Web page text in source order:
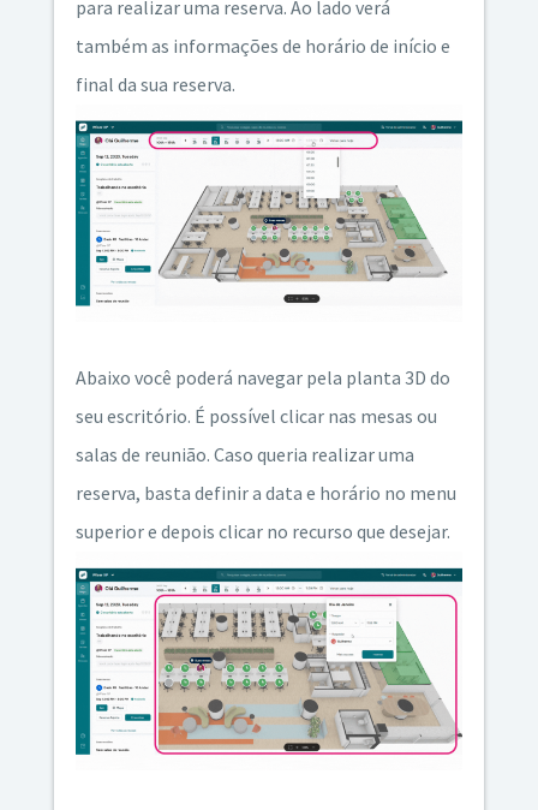
para realizar uma reserva. Ao lado verá
também as informações de horário de início e
final da sua reserva.
Abaixo você poderá navegar pela planta 3D do
seu escritório. É possível clicar nas mesas ou
salas de reunião. Caso queria realizar uma
reserva, basta definir a data e horário no menu
superior e depois clicar no recurso que desejar.